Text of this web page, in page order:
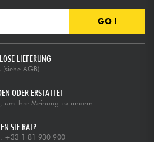
GO !
LIEFERUNG
(siehe AGB)
ODER ERSTATTET
um Ihre Meinung zu ändern
SIE RAT?
+33 1 81 930 900